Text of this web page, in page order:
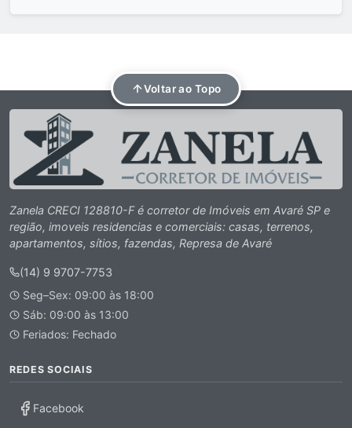
Voltar ao Topo
Zanela CRECI 128810-F é corretor de Imóveis em Avaré SP e
região, imoveis residencias e comerciais: casas, terrenos,
apartamentos, sítios, fazendas, Represa de Avaré
(14) 9 9707-7753
Seg–Sex: 09:00 às 18:00
Sáb: 09:00 às 13:00
Feriados: Fechado
REDES SOCIAIS
Facebook